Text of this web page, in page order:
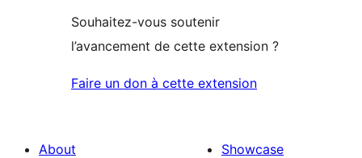
Souhaitez-vous soutenir
l’avancement de cette extension ?
Faire un don à cette extension
About
Showcase